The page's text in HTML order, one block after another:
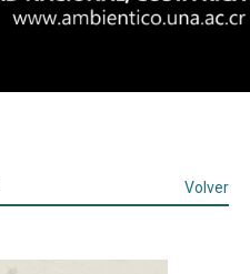
Volver